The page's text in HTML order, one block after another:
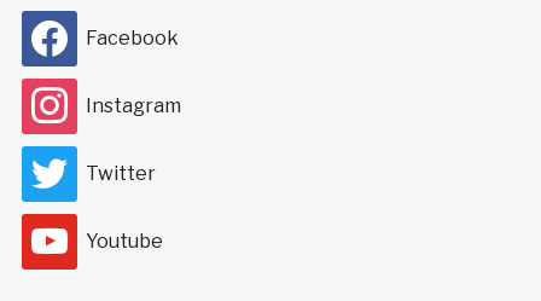
Facebook
Instagram
Twitter
Youtube